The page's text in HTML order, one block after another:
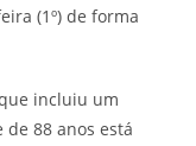
(1º) de forma
incluiu um
88 anos está